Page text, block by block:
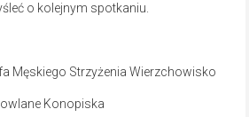
o kolejnym spotkaniu.
Męskiego Strzyżenia Wierzchowisko
Konopiska